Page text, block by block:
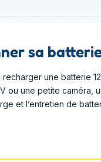
sa batterie
une batterie
V ou une petite
et l’entretien de